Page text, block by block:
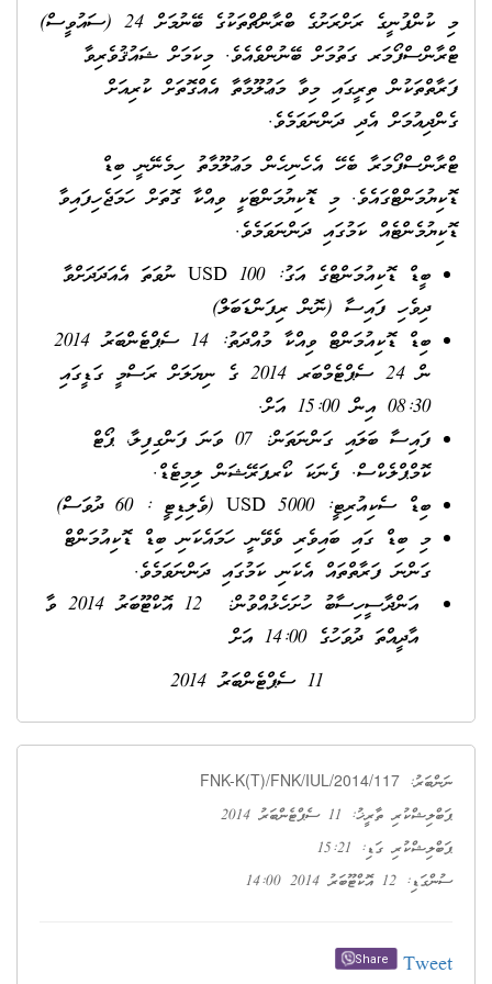
މި ކުންފުނީގެ ރަށްރަށުގެ ބްރާންޗްތަކުގެ ބޭނުމަށް 24 (ސައުވީސް)
ޓްރާންސްފޯމަރ ގަތުމަށް ބޭނުންވެއެވެ. މިކަމަށް ޝައުޤުވެރިވާ
ފަރާތްތަކުން ތިރީގައި މިވާ މަޢުލޫމާތާ އެއްގޮތަށް ކުރިއަށް
ގެންދިއުމަށް އެދި ދަންނަވަމެވެ.
ޓްރާންސްފޯމަރާ ބެހޭ އެހެނިހެން މަޢުލޫމާތު ހިމެނޭނީ ބިޑް
ޑޮކިޔުމަންޓްގައެވެ. މި ޑޮކިޔުމަންޓަކީ ވިއްކާ ގޮތަށް ހަމަޖެހިފައިވާ
ޑޮކިޔުމެންޓެއް ކަމުގައި ދަންނަވަމެވެ.
ބީޑް ޑޮކިއުމަންޓްގެ އަގު: USD 100 ނުވަތަ އެއަދަދަށްވާ
ދިވެހި ފައިސާ (ނޮން ރިފަންޑަބަލް)
ބިޑް ޑޮކިއުމަންޓް ވިއްކާ މުއްދަތު: 14 ސެޕްޓެންބަރު 2014
ން 24 ސެޕްޓެމްބަރ 2014 ގެ ނިޔަލަށް ރަސްމީ ގަޑީގައި
08:30 އިން 15:00 އަށް.
ފައިސާ ބަލައި ގަންނަތަން: 07 ވަނަ ފަންގިފިލާ، ޕޯޓް
ކޮމްޕްލެކްސް. ފެނަކަ ކޯރޕަރޭޝަން ލިމިޓެޑް.
ބިޑް ސެކިއުރިޓީ: 5000 USD (ވެލިޑިޓީ : 60 ދުވަސް)
މި ބިޑް ގައި ބައިވެރި ވެވޭނީ ހަމައެކަނި ބިޑް ޑޮކިއުމަންޓް
ގަންނަ ފަރާތްތައް އެކަނި ކަމުގައި ދަންނަވަމެވެ.
އަންދާސީހިސާބު ހުށަހެޅުއްވުން: 12 އޮކްޓޫބަރު 2014 ވާ
އާދީއްތަ ދުވަހުގެ 14:00 އަށް
11 ސެޕްޓެންބަރު 2014
ނަންބަރު: FNK-K(T)/FNK/IUL/2014/117
ޕަބްލިޝްކުރި ތާރީޚު: 11 ސެޕްޓެންބަރު 2014
ޕަބްލިޝްކުރި ގަޑި: 15:21
ސުންގަޑި: 12 އޮކްޓޫބަރު 2014 14:00
Tweet
Share